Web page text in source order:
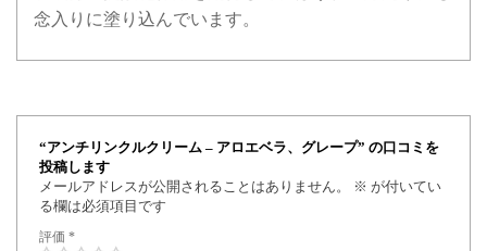
念入りに塗り込んでいます。
“アンチリンクルクリーム – アロエベラ、グレープ” の口コミを
投稿します
メールアドレスが公開されることはありません。
※ が付いてい
る欄は必須項目です
評価 *